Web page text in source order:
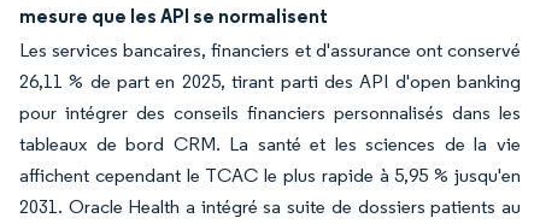
mesure que les API se normalisent
Les services bancaires, financiers et d'assurance ont conservé
26,11 % de part en 2025, tirant parti des API d'open banking
pour intégrer des conseils financiers personnalisés dans les
tableaux de bord CRM. La santé et les sciences de la vie
affichent cependant le TCAC le plus rapide à 5,95 % jusqu'en
2031. Oracle Health a intégré sa suite de dossiers patients au